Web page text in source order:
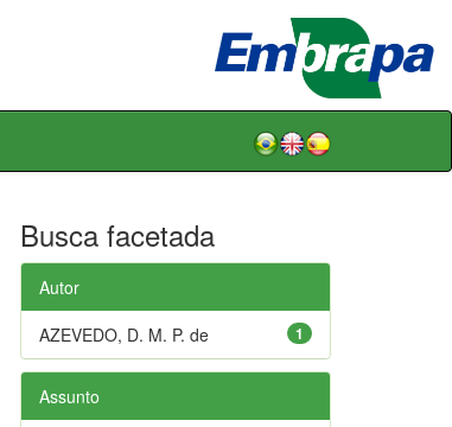
Busca facetada
Autor
1
AZEVEDO, D. M. P. de
Assunto